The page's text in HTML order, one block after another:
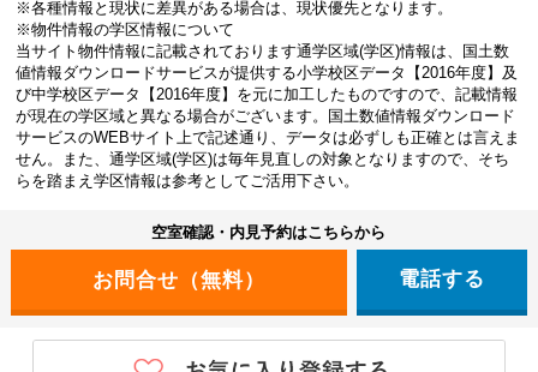
※各種情報と現状に差異がある場合は、現状優先となります。
※物件情報の学区情報について
当サイト物件情報に記載されております通学区域(学区)情報は、国土数
値情報ダウンロードサービスが提供する小学校区データ【2016年度】及
び中学校区データ【2016年度】を元に加工したものですので、記載情報
が現在の学区域と異なる場合がございます。国土数値情報ダウンロード
サービスのWEBサイト上で記述通り、データは必ずしも正確とは言えま
せん。また、通学区域(学区)は毎年見直しの対象となりますので、そち
らを踏まえ学区情報は参考としてご活用下さい。
空室確認・内見予約はこちらから
電話する